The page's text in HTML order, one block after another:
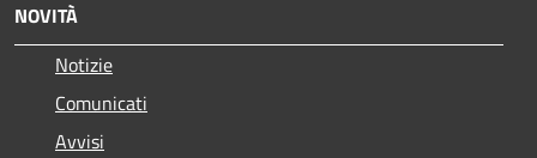
NOVITÀ
Notizie
Comunicati
Avvisi